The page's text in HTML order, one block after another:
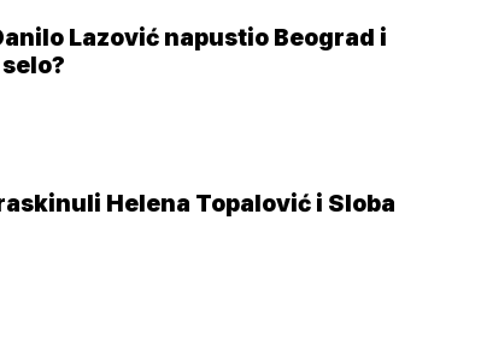
Lazović napustio Beograd i
Helena Topalović i Sloba